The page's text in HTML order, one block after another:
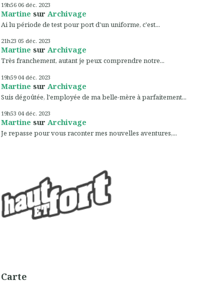
19h56 06 déc. 2023
Martine sur Archivage
Ai lu période de test pour port d'un uniforme, c'est...
21h23 05 déc. 2023
Martine sur Archivage
Très franchement, autant je peux comprendre notre...
19h59 04 déc. 2023
Martine sur Archivage
Suis dégoûtée, l'employée de ma belle-mère à parfaitement...
19h53 04 déc. 2023
Martine sur Archivage
Je repasse pour vous raconter mes nouvelles aventures,...
Carte